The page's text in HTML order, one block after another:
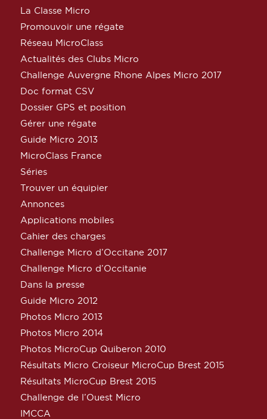
La Classe Micro
Promouvoir une régate
Réseau MicroClass
Actualités des Clubs Micro
Challenge Auvergne Rhone Alpes Micro 2017
Doc format CSV
Dossier GPS et position
Gérer une régate
Guide Micro 2013
MicroClass France
Séries
Trouver un équipier
Annonces
Applications mobiles
Cahier des charges
Challenge Micro d’Occitane 2017
Challenge Micro d’Occitanie
Dans la presse
Guide Micro 2012
Photos Micro 2013
Photos Micro 2014
Photos MicroCup Quiberon 2010
Résultats Micro Croiseur MicroCup Brest 2015
Résultats MicroCup Brest 2015
Challenge de l’Ouest Micro
IMCCA